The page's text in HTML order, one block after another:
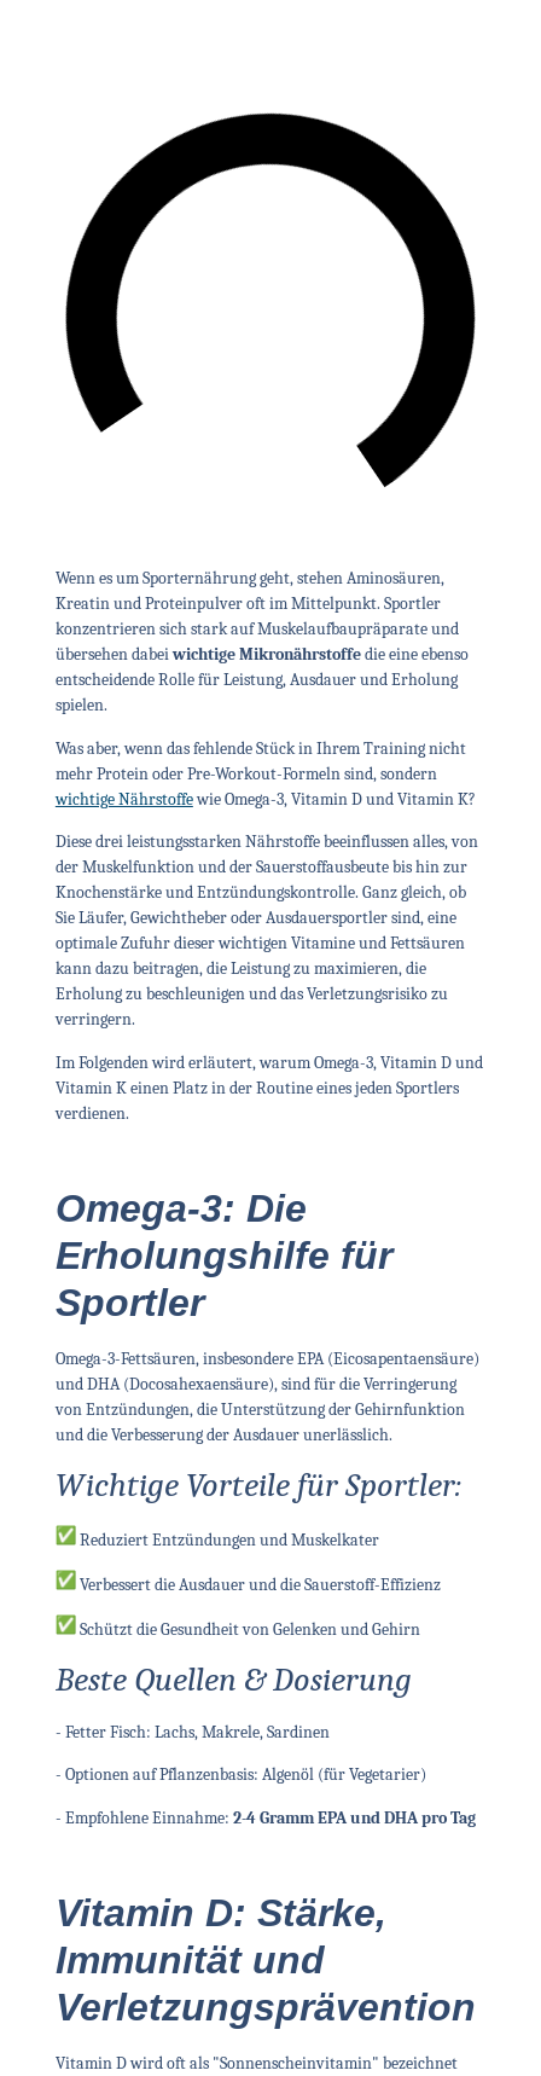
Wenn es um Sporternährung geht, stehen Aminosäuren,
Kreatin und Proteinpulver oft im Mittelpunkt. Sportler
konzentrieren sich stark auf Muskelaufbaupräparate und
übersehen dabeiwichtige Mikronährstoffedie eine ebenso
entscheidende Rolle für Leistung, Ausdauer und Erholung
spielen.
Was aber, wenn das fehlende Stück in Ihrem Training nicht
mehr Protein oder Pre-Workout-Formeln sind, sondern
wichtige Nährstoffewie Omega-3, Vitamin D und Vitamin K?
Diese drei leistungsstarken Nährstoffe beeinflussen alles, von
der Muskelfunktion und der Sauerstoffausbeute bis hin zur
Knochenstärke und Entzündungskontrolle. Ganz gleich, ob
Sie Läufer, Gewichtheber oder Ausdauersportler sind, eine
optimale Zufuhr dieser wichtigen Vitamine und Fettsäuren
kann dazu beitragen, die Leistung zu maximieren, die
Erholung zu beschleunigen und das Verletzungsrisiko zu
verringern.
Im Folgenden wird erläutert, warum Omega-3, Vitamin D und
Vitamin K einen Platz in der Routine eines jeden Sportlers
verdienen.
Omega-3: Die
Erholungshilfe für
Sportler
Omega-3-Fettsäuren, insbesondere EPA (Eicosapentaensäure)
und DHA (Docosahexaensäure), sind für die Verringerung
von Entzündungen, die Unterstützung der Gehirnfunktion
und die Verbesserung der Ausdauer unerlässlich.
Wichtige Vorteile für Sportler:
Reduziert Entzündungen und Muskelkater
Verbessert die Ausdauer und die Sauerstoff-Effizienz
Schützt die Gesundheit von Gelenken und Gehirn
Beste Quellen & Dosierung
- Fetter Fisch: Lachs, Makrele, Sardinen
- Optionen auf Pflanzenbasis: Algenöl (für Vegetarier)
- Empfohlene Einnahme: 2-4 Gramm EPA und DHA pro Tag
Vitamin D: Stärke,
Immunität und
Verletzungsprävention
Vitamin D wird oft als "Sonnenscheinvitamin" bezeichnet